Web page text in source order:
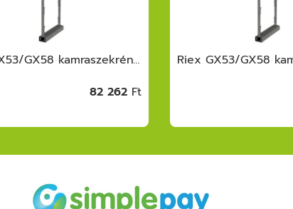
Riex GX53/GX58 kamraszekrény egység, ker ettel, fióksínnel, frontrögzítővel, 1700 -1850 mm, s.szürke
82 262 Ft